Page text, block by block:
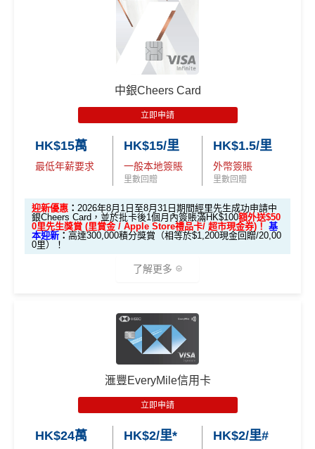
中銀Cheers Card
立即申請
HK$15萬
最低年薪要求
HK$15/里
一般本地簽賬
里數回贈
HK$1.5/里
外幣簽賬
里數回贈
迎新優惠 ： 2026年8月1日至8月31日期間經里先生成功申請中
銀Cheers Card，並於批卡後1個月內簽賬滿HK$100額外送$50
0⾥先⽣獎賞 (⾥賞⾦ / Apple Store禮品卡/ 超市現⾦券)！ 基
本迎新 ： 高達300,000積分獎賞（相等於$1,200現金回贈/20,00
0里）！
了解更多
中銀Cheers Card迎新
推廣期：2026年8月1日至8月31日
全新信用卡客戶經里先生申請中銀Cheers Card，並於
批卡後1個月內簽賬滿HK$100，額外送$500⾥先⽣
獎賞 (⾥賞⾦ / Apple Store禮品卡/ 超市現⾦券)
滙豐EveryMile信用卡
立即申請
HK$24萬 HK$2/里* HK$2/里#